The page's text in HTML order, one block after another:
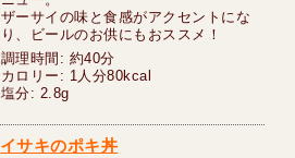
ザーサイの味と食感がアクセントにな
り、ビールのお供にもおススメ！
調理時間: 約40分
カロリー: 1人分80kcal
塩分: 2.8g
イサキのポキ丼